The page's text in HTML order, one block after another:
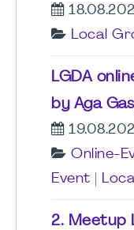
Local
LGDA
by Aga
Online-
Event
2. Meetup